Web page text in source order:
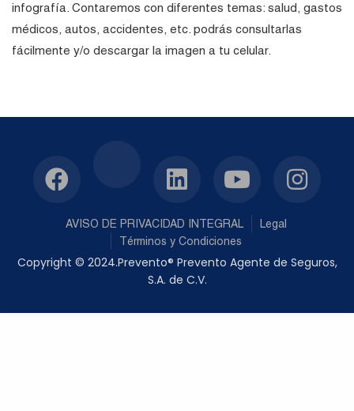
infografía. Contaremos con diferentes temas: salud, gastos
médicos, autos, accidentes, etc. podrás consultarlas
fácilmente y/o descargar la imagen a tu celular.
AVISO DE PRIVACIDAD INTEGRAL
Legal
Términos y Condiciones
Copyright © 2024.Prevento® Prevento Agente de Seguros,
S.A. de C.V.